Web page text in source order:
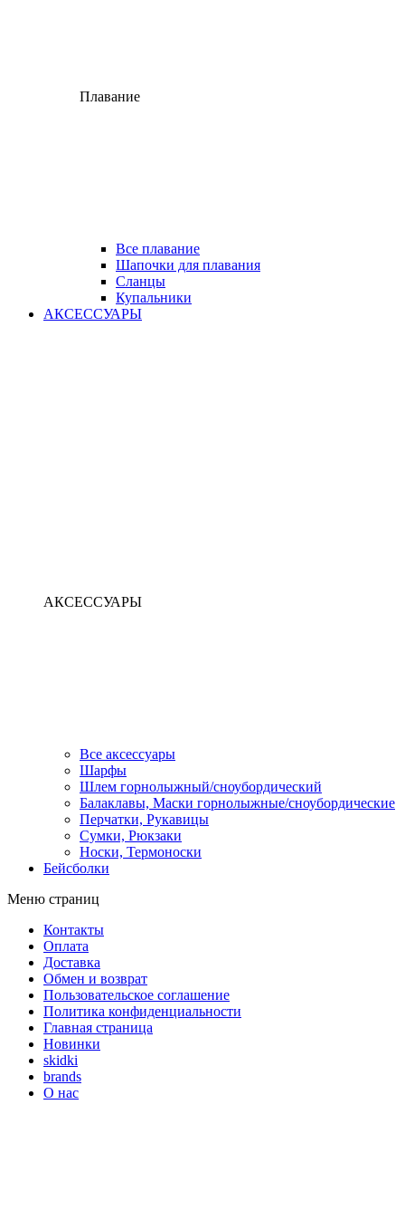
Плавание
Все плавание
Шапочки для плавания
Сланцы
Купальники
АКСЕССУАРЫ
АКСЕССУАРЫ
Все аксессуары
Шарфы
Шлем горнолыжный/сноубордический
Балаклавы, Маски горнолыжные/сноубордические
Перчатки, Рукавицы
Сумки, Рюкзаки
Носки, Термоноски
Бейсболки
Меню страниц
Контакты
Оплата
Доставка
Обмен и возврат
Пользовательское соглашение
Политика конфиденциальности
Главная страница
Новинки
skidki
brands
О нас